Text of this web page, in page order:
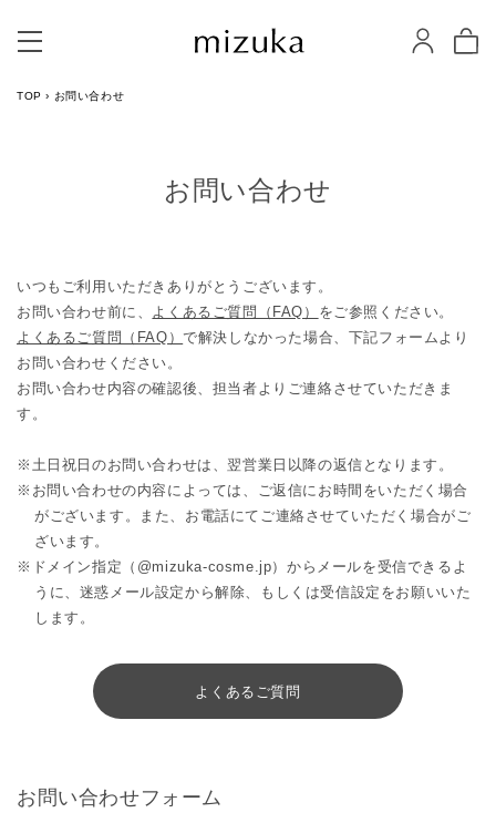
TOP › お問い合わせ
お問い合わせ
いつもご利用いただきありがとうございます。
お問い合わせ前に、 よくあるご質問（FAQ） をご参照ください。
よくあるご質問（FAQ）で解決しなかった場合、下記フォームより
お問い合わせください。
お問い合わせ内容の確認後、担当者よりご連絡させていただきま
す。
※土日祝日のお問い合わせは、翌営業日以降の返信となります。
※お問い合わせの内容によっては、ご返信にお時間をいただく場合
がございます。また、お電話にてご連絡させていただく場合がご
ざいます。
※ドメイン指定（@mizuka-cosme.jp）からメールを受信できるよ
うに、迷惑メール設定から解除、もしくは受信設定をお願いいた
します。
よくあるご質問
お問い合わせフォーム